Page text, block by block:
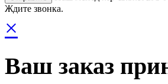
Ждите звонка.
×
Ваш заказ